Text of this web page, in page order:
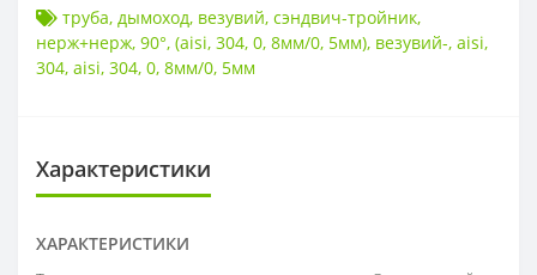
труба, дымоход, везувий, сэндвич-тройник,
нерж+нерж, 90°, (aisi, 304, 0, 8мм/0, 5мм), везувий-, aisi,
304, aisi, 304, 0, 8мм/0, 5мм
Характеристики
ХАРАКТЕРИСТИКИ